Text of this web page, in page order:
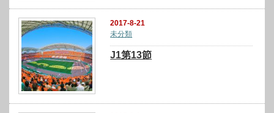
2017-8-21
未分類
J1第13節